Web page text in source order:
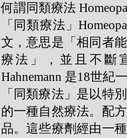
何謂同類療法
「同類療法」
文，意思是「相同者
療法」，並且不斷
Hahnemann 是18世紀
「同類療法」是以特
的一種自然療法。配
品。這些療劑經由一